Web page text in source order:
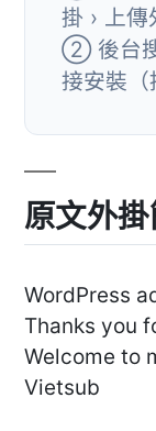
掛 › 上傳
② 後台
接安裝（
原文外
WordPress
Thanks you
Welcome to
Vietsub